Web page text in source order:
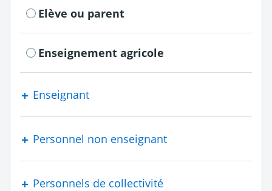
Elève ou parent
Enseignement agricole
Enseignant
Personnel non enseignant
Personnels de collectivité